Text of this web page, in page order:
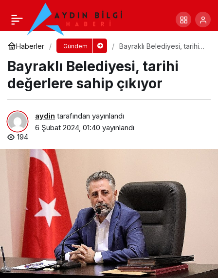
Haberler Gündem
Bayraklı Belediyesi, tarihi
Bayraklı Belediyesi, tarihi
değerlere sahip çıkıyor
aydin tarafından yayınlandı
6 Şubat 2024, 01:40 yayınlandı
194
Menemen ve Foça’da 270 milyon liralık içme
suyu yatırımı Paylaş